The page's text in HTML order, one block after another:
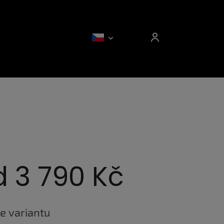
3 790 Kč
variantu